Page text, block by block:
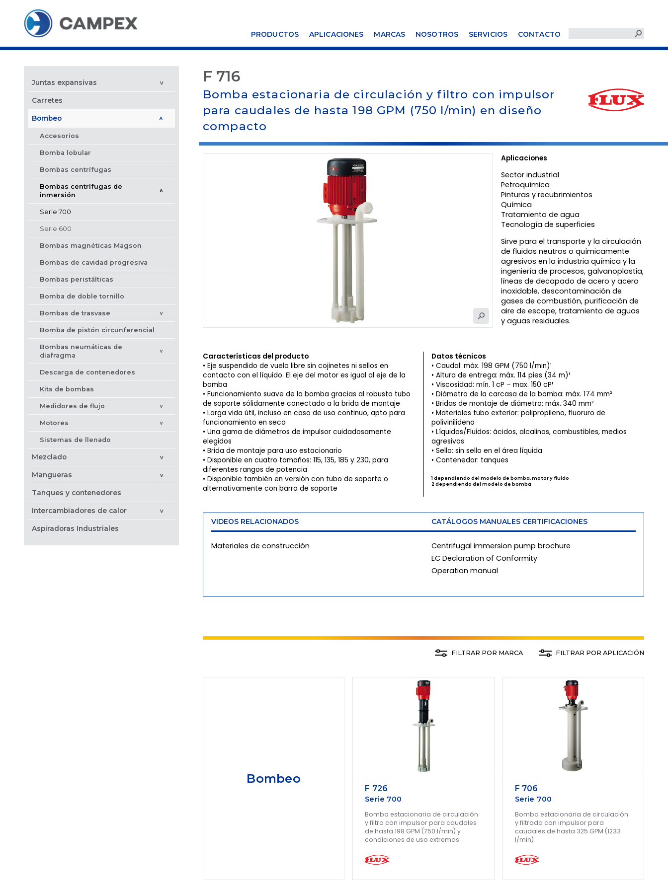
PRODUCTOS APLICACIONES MARCAS NOSOTROS SERVICIOS CONTACTO
Juntas expansivas >
Carretes
Bombeo >
Accesorios
Bomba lobular
Bombas centrífugas
Bombas centrífugas de
inmersión
>
Serie 700
Serie 600
Bombas magnéticas Magson
Bombas de cavidad progresiva
Bombas peristálticas
Bomba de doble tornillo
Bombas de trasvase >
Bomba de pistón circunferencial
Bombas neumáticas de
diafragma
>
Descarga de contenedores
Kits de bombas
Medidores de flujo >
Motores >
Sistemas de llenado
Mezclado >
Mangueras >
Tanques y contenedores
Intercambiadores de calor >
Aspiradoras Industriales
F 716
Bomba estacionaria de circulación y filtro con impulsor
para caudales de hasta 198 GPM (750 l/min) en diseño
compacto
Aplicaciones
Sector industrial
Petroquímica
Pinturas y recubrimientos
Química
Tratamiento de agua
Tecnología de superficies
Sirve para el transporte y la circulación
de fluidos neutros o químicamente
agresivos en la industria química y la
ingeniería de procesos, galvanoplastia,
líneas de decapado de acero y acero
inoxidable, descontaminación de
gases de combustión, purificación de
aire de escape, tratamiento de aguas
y aguas residuales.
Características del producto
Eje suspendido de vuelo libre sin cojinetes ni sellos en
contacto con el líquido. El eje del motor es igual al eje de la
bomba
Funcionamiento suave de la bomba gracias al robusto tubo
de soporte sólidamente conectado a la brida de montaje
Larga vida útil, incluso en caso de uso continuo, apto para
funcionamiento en seco
Una gama de diámetros de impulsor cuidadosamente
elegidos
Brida de montaje para uso estacionario
Disponible en cuatro tamaños: 115, 135, 185 y 230, para
diferentes rangos de potencia
Disponible también en versión con tubo de soporte o
alternativamente con barra de soporte
Datos técnicos
Caudal: máx. 198 GPM (750 l/min)¹
Altura de entrega: máx. 114 pies (34 m)¹
Viscosidad: mín. 1 cP – max. 150 cP¹
Diámetro de la carcasa de la bomba: máx. 174 mm²
Bridas de montaje de diámetro: máx. 340 mm²
Materiales tubo exterior: polipropileno, fluoruro de
polivinilideno
Líquidos/Fluidos: ácidos, alcalinos, combustibles, medios
agresivos
Sello: sin sello en el área líquida
Contenedor: tanques
1 dependiendo del modelo de bomba, motor y fluido
2 dependiendo del modelo de bomba
VIDEOS RELACIONADOS CATÁLOGOS MANUALES CERTIFICACIONES
Materiales de construcción
Centrifugal immersion pump brochure
EC Declaration of Conformity
Operation manual
FILTRAR POR MARCA FILTRAR POR APLICACIÓN
Bombeo
F 726
Serie 700
Bomba estacionaria de circulación
y filtro con impulsor para caudales
de hasta 198 GPM (750 l/min) y
condiciones de uso extremas
F 706
Serie 700
Bomba estacionaria de circulación
y filtrado con impulsor para
caudales de hasta 325 GPM (1233
l/min)